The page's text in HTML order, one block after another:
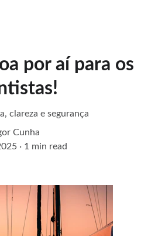
por aí para os
clareza e segurança
Cunha
1 min read